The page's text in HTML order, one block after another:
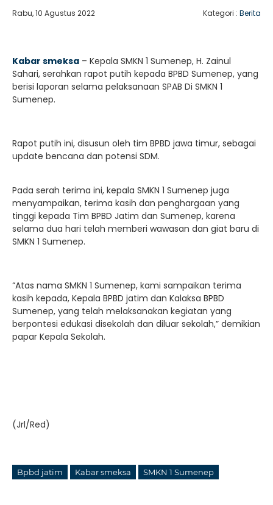
Rabu, 10 Agustus 2022 Kategori : Berita
Kabar smeksa – Kepala SMKN 1 Sumenep, H. Zainul
Sahari, serahkan rapot putih kepada BPBD Sumenep, yang
berisi laporan selama pelaksanaan SPAB Di SMKN 1
Sumenep.
Rapot putih ini, disusun oleh tim BPBD jawa timur, sebagai
update bencana dan potensi SDM.
Pada serah terima ini, kepala SMKN 1 Sumenep juga
menyampaikan, terima kasih dan penghargaan yang
tinggi kepada Tim BPBD Jatim dan Sumenep, karena
selama dua hari telah memberi wawasan dan giat baru di
SMKN 1 Sumenep.
“Atas nama SMKN 1 Sumenep, kami sampaikan terima
kasih kepada, Kepala BPBD jatim dan Kalaksa BPBD
Sumenep, yang telah melaksanakan kegiatan yang
berpontesi edukasi disekolah dan diluar sekolah,” demikian
papar Kepala Sekolah.
(Jrl/Red)
Bpbd jatim Kabar smeksa SMKN 1 Sumenep